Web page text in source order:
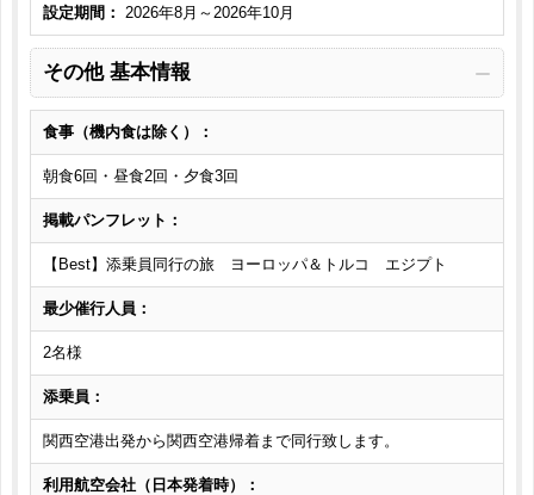
設定期間： 2026年8月～2026年10月
その他 基本情報
食事（機内食は除く）：
朝食6回・昼食2回・夕食3回
掲載パンフレット：
【Best】添乗員同行の旅 ヨーロッパ＆トルコ エジプト
最少催行人員：
2名様
添乗員：
関西空港出発から関西空港帰着まで同行致します。
利用航空会社（日本発着時）：